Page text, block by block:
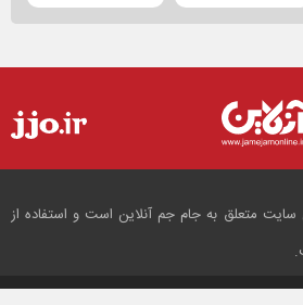
متعلق به جام جم آنلاین است و استفاده از